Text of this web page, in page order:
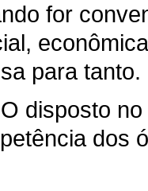
for
para tanto.
O disposto
dos